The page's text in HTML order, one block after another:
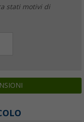
stati motivi di